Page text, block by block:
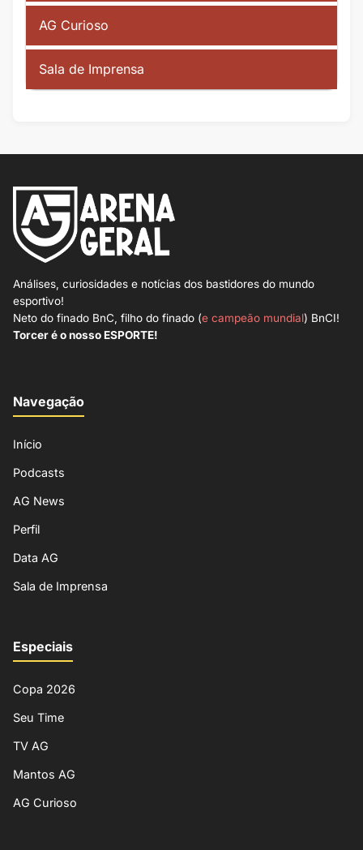
AG Curioso
Sala de Imprensa
Análises, curiosidades e notícias dos bastidores do mundo
esportivo!
Neto do finado BnC, filho do finado (e campeão mundial) BnCI!
Torcer é o nosso ESPORTE!
Navegação
Início
Podcasts
AG News
Perfil
Data AG
Sala de Imprensa
Especiais
Copa 2026
Seu Time
TV AG
Mantos AG
AG Curioso